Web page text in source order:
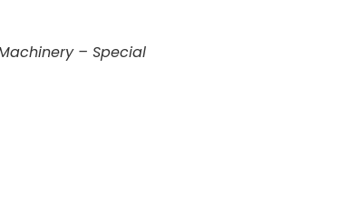
– Special